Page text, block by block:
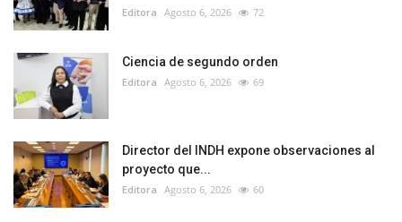
Editora Agosto 6, 2026 72
Ciencia de segundo orden
Editora Agosto 6, 2026 69
Director del INDH expone observaciones al
proyecto que...
Editora Agosto 6, 2026 60